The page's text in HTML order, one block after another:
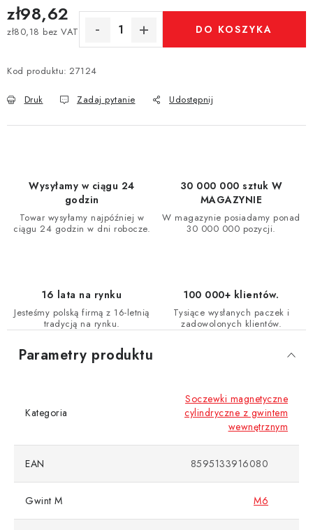
zł98,62
zł80,18 bez VAT
Cena jednostkowa:
DO KOSZYKA
Kod produktu: 27124
Druk Zadaj pytanie Udostępnij
Wysyłamy w ciągu 24
godzin
Towar wysyłamy najpóźniej w
ciągu 24 godzin w dni robocze.
30 000 000 sztuk W
MAGAZYNIE
W magazynie posiadamy ponad
30 000 000 pozycji.
16 lata na rynku
Jesteśmy polską firmą z 16-letnią
tradycją na rynku.
100 000+ klientów.
Tysiące wysłanych paczek i
zadowolonych klientów.
Parametry produktu
Kategoria
Soczewki magnetyczne
cylindryczne z gwintem
wewnętrznym
EAN 8595133916080
Gwint M M6